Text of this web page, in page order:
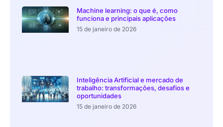
Machine learning: o que é, como
funciona e principais aplicações
15 de janeiro de 2026
Inteligência Artificial e mercado de
trabalho: transformações, desafios e
oportunidades
15 de janeiro de 2026